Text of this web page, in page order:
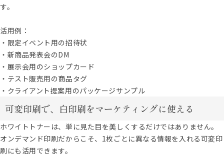
す。
活用例：
・限定イベント用の招待状
・新商品発表会のDM
・展示会用のショップカード
・テスト販売用の商品タグ
・クライアント提案用のパッケージサンプル
可変印刷で、白印刷をマーケティングに使える
ホワイトトナーは、単に見た目を美しくするだけではありません。
オンデマンド印刷だからこそ、1枚ごとに異なる情報を入れる可変印
刷にも活用できます。